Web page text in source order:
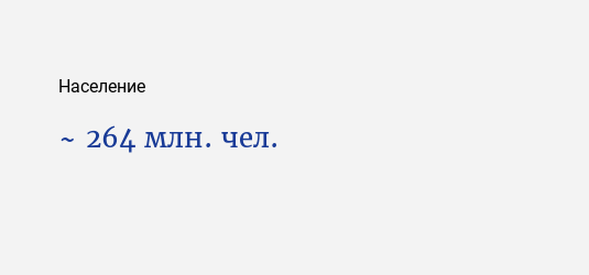
Население
~ 264 млн. чел.